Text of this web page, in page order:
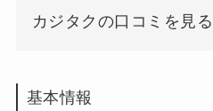
カジタクの口コミを見る
基本情報